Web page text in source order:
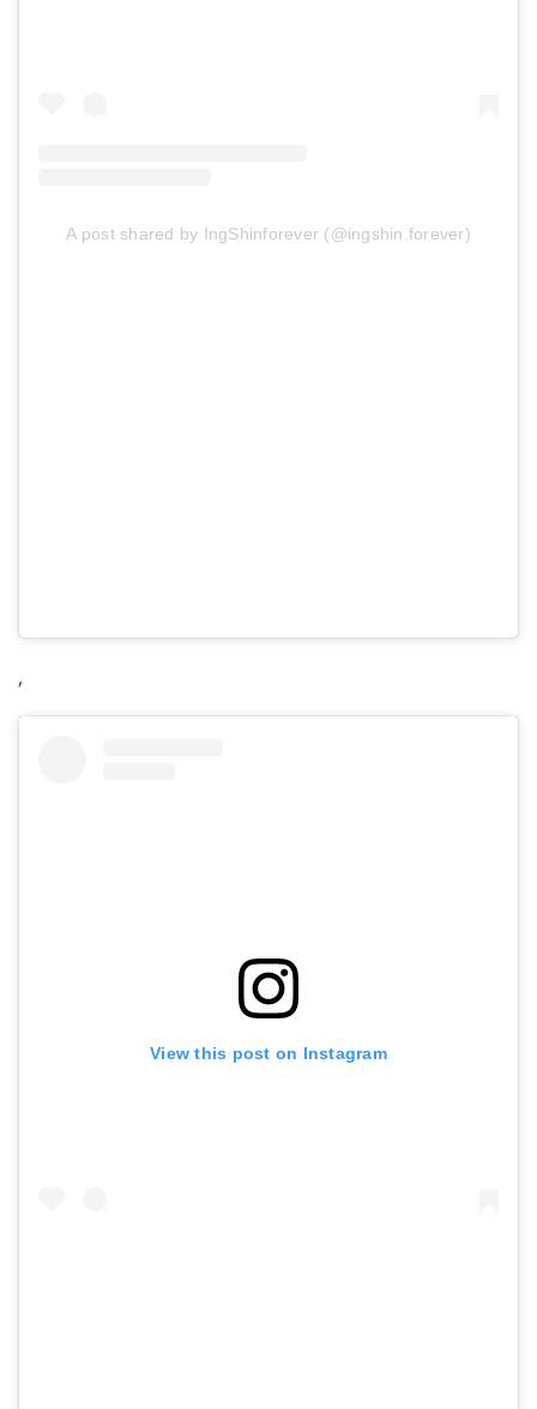
A post shared by IngShinforever (@ingshin.forever)
,
View this post on Instagram